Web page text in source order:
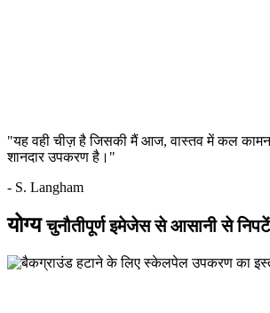
"यह वही चीज़ है जिसकी मैं आज, वास्तव में कल
शानदार उपकरण है।"
- S. Langham
योग्यचुनौतीपूर्ण इमेजेस से आसानी से निपटें